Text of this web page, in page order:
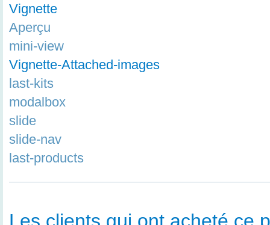
Vignette
Aperçu
mini-view
Vignette-Attached-images
last-kits
modalbox
slide
slide-nav
last-products
Les clients qui ont acheté ce